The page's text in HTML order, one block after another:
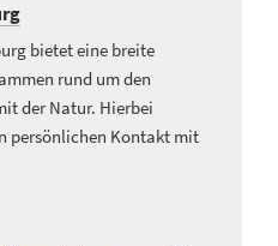
bietet eine breite
rund um den
der Natur. Hierbei
persönlichen Kontakt mit